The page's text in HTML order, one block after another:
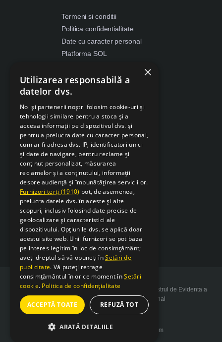
Termeni si conditii
Politica confidentialitate
Date cu caracter personal
Platforma SOL
Despre Cookies
Retragere din contract
Copyright 2026 SarcSudex.ro Website inscris in Registrul de Evidenta a
Prelucrarii de Date cu Caracter Personal
Website design by web-Bsolutions.com
×
Utilizarea responsabilă a
datelor dvs.
Noi și partenerii noștri folosim cookie-uri și
tehnologii similare pentru a stoca și a
accesa informații pe dispozitivul dvs. și
pentru a prelucra date cu caracter personal,
cum ar fi adresa dvs. IP, identificatori unici
și date de navigare, pentru reclame și
conținut personalizat, măsurarea
reclamelor și a conținutului, informații
despre audiență și îmbunătățirea serviciilor.
Furnizori terți (1910) pot, de asemenea,
prelucra datele dvs. în aceste și alte
scopuri, inclusiv folosind date precise de
geolocalizare și caracteristici ale
dispozitivului. Opțiunile dvs. se aplică doar
acestui site web. Unii furnizori se pot baza
pe interes legitim în loc de consimțământ;
aveți dreptul să vă opuneți înSetări de
publicitate. Vă puteți retrage
consimțământul în orice moment înSetări
cookie. Politica de confidențialitate
ACCEPTĂ TOATE REFUZĂ TOT
ARATĂ DETALIILE